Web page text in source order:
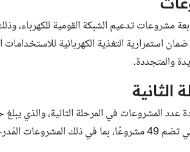
مشروعات تدعيم الشبكة القومية للكهرباء،
استمرارية التغذية الكهربائية للاستخدامات
والمتجددة.
تقريرًا مفصلًا عن مشروعات صيف 2026، والتي تضم 49 مشروعًا،